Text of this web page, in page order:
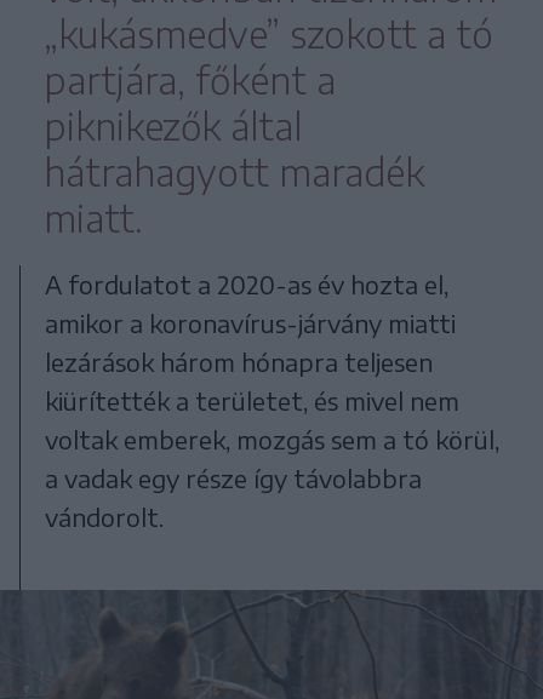
„kukásmedve” szokott a tó
partjára, főként a
piknikezők által
hátrahagyott maradék
miatt.
A fordulatot a 2020-as év hozta el,
amikor a koronavírus-járvány miatti
lezárások három hónapra teljesen
kiürítették a területet, és mivel nem
voltak emberek, mozgás sem a tó körül,
a vadak egy része így távolabbra
vándorolt.